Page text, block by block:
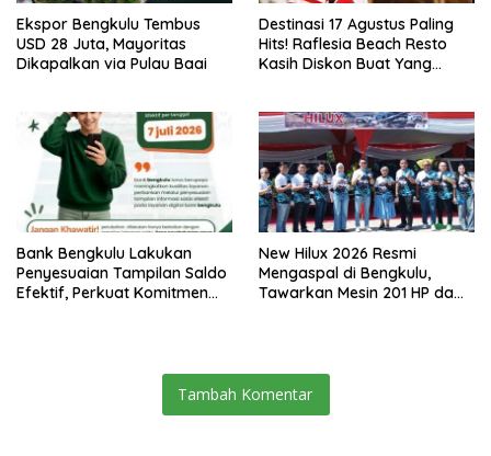
Ekspor Bengkulu Tembus
USD 28 Juta, Mayoritas
Dikapalkan via Pulau Baai
Destinasi 17 Agustus Paling
Hits! Raflesia Beach Resto
Kasih Diskon Buat Yang
Bank Bengkulu Lakukan
Penyesuaian Tampilan Saldo
Efektif, Perkuat Komitmen
New Hilux 2026 Resmi
Mengaspal di Bengkulu,
Tawarkan Mesin 201 HP dam
Tambah Komentar